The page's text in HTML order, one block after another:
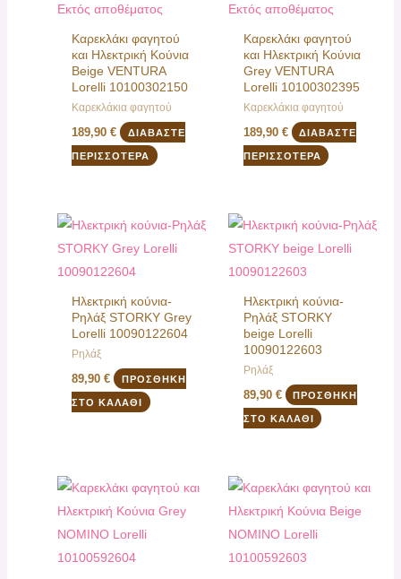
Εκτός αποθέματος
Καρεκλάκι φαγητού
και Ηλεκτρική Κούνια
Beige VENTURA
Lorelli 10100302150
Καρεκλάκια φαγητού
189,90€ ΔΙΑΒΆΣΤΕ
ΠΕΡΙΣΣΌΤΕΡΑ
Εκτός αποθέματος
Καρεκλάκι φαγητού
και Ηλεκτρική Κούνια
Grey VENTURA
Lorelli 10100302395
Καρεκλάκια φαγητού
189,90 € ΔΙΑΒΆΣΤΕ
ΠΕΡΙΣΣΌΤΕΡΑ
Ηλεκτρική κούνια-
Ρηλάξ STORKY Grey
Lorelli 10090122604
Ρηλάξ
89,90€ ΠΡΟΣΘΉΚΗ
ΣΤΟ ΚΑΛΆΘΙ
Ηλεκτρική κούνια-
Ρηλάξ STORKY
beige Lorelli
10090122603
Ρηλάξ
89,90 € ΠΡΟΣΘΉΚΗ
ΣΤΟ ΚΑΛΆΘΙ